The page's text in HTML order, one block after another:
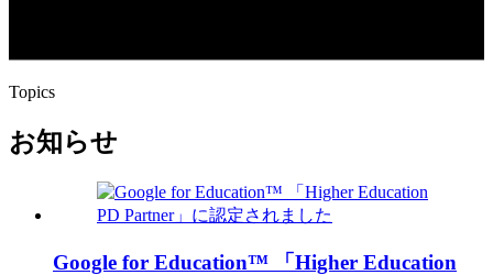
Topics
お知らせ
Google for Education™ 「Higher Education